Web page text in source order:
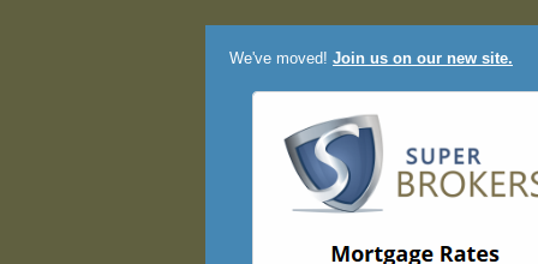
We've moved! Join us on our new site.